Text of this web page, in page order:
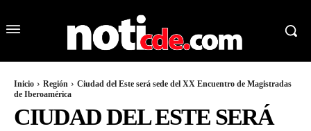
Inicio Región
Ciudad del Este será sede del XX Encuentro de Magistradas
de Iberoamérica
CIUDAD DEL ESTE SERÁ